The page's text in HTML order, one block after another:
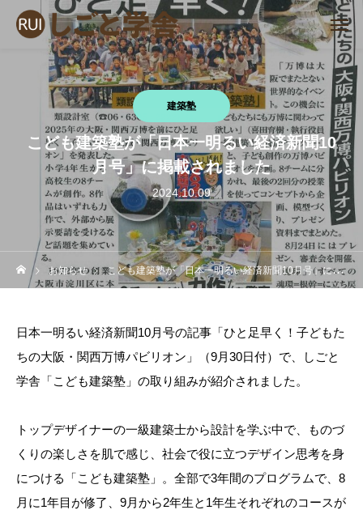
建築塾
こども建築塾が「日本一明るい経済新聞10
月号」に掲載されました
2024.10.09
お知らせ こども建築塾が「日本一明るい経済新聞10月号」に掲載されました
日本一明るい経済新聞10月号の記事「ひと足早く！子どもた
ちの大阪・関西万博パビリオン」（9月30日付）で、しごと
学舎「こども建築塾」の取り組みが紹介されました。
トップデザイナーの一級建築士から設計を学ぶ中で、ものづ
くりの楽しさを肌で感じ、社会で役に立つデザイン思考を身
につける「こども建築塾」。全部で3年間のプログラムで、8
月に1年目が修了、9月から2年生と1年生それぞれのコースが